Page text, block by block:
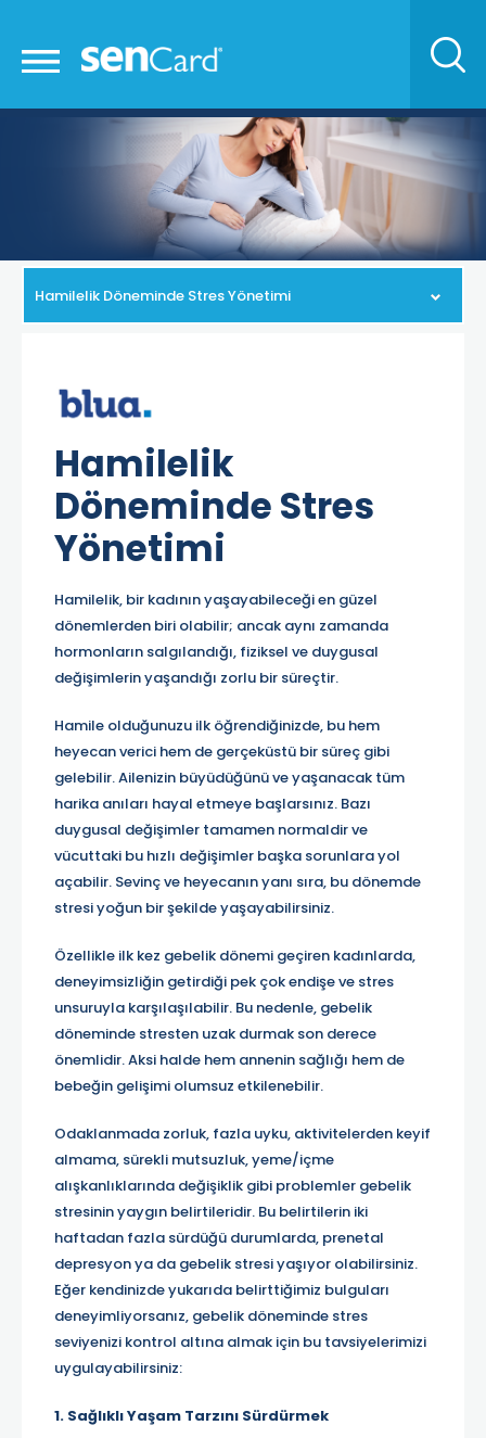
Hamilelik Döneminde Stres Yönetimi
Hamilelik
Döneminde Stres
Yönetimi
Hamilelik, bir kadının yaşayabileceği en güzel
dönemlerden biri olabilir; ancak aynı zamanda
hormonların salgılandığı, fiziksel ve duygusal
değişimlerin yaşandığı zorlu bir süreçtir.
Hamile olduğunuzu ilk öğrendiğinizde, bu hem
heyecan verici hem de gerçeküstü bir süreç gibi
gelebilir. Ailenizin büyüdüğünü ve yaşanacak tüm
harika anıları hayal etmeye başlarsınız. Bazı
duygusal değişimler tamamen normaldir ve
vücuttaki bu hızlı değişimler başka sorunlara yol
açabilir. Sevinç ve heyecanın yanı sıra, bu dönemde
stresi yoğun bir şekilde yaşayabilirsiniz.
Özellikle ilk kez gebelik dönemi geçiren kadınlarda,
deneyimsizliğin getirdiği pek çok endişe ve stres
unsuruyla karşılaşılabilir. Bu nedenle, gebelik
döneminde stresten uzak durmak son derece
önemlidir. Aksi halde hem annenin sağlığı hem de
bebeğin gelişimi olumsuz etkilenebilir.
Odaklanmada zorluk, fazla uyku, aktivitelerden keyif
almama, sürekli mutsuzluk, yeme/içme
alışkanlıklarında değişiklik gibi problemler gebelik
stresinin yaygın belirtileridir. Bu belirtilerin iki
haftadan fazla sürdüğü durumlarda, prenetal
depresyon ya da gebelik stresi yaşıyor olabilirsiniz.
Eğer kendinizde yukarıda belirttiğimiz bulguları
deneyimliyorsanız, gebelik döneminde stres
seviyenizi kontrol altına almak için bu tavsiyelerimizi
uygulayabilirsiniz:
1. Sağlıklı Yaşam Tarzını Sürdürmek